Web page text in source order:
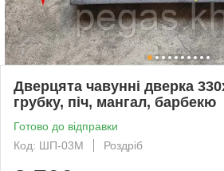
Дверцята чавунні дверка
грубку, піч, мангал, барбекю
Готово до відправки
Код: ШП-03М
Роздріб